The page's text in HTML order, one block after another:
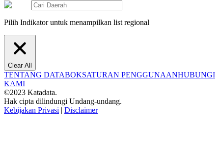
Pilih Indikator untuk menampilkan list regional
Clear All
TENTANG DATABOKSATURAN PENGGUNAANHUBUNGI
KAMI
©2023 Katadata.
Hak cipta dilindungi Undang-undang.
Kebijakan Privasi | Disclaimer